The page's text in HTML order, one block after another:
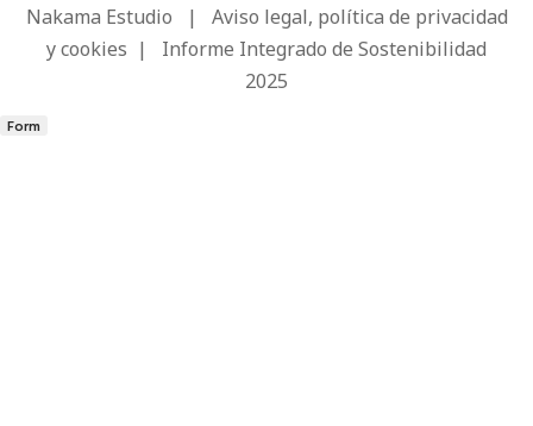
Nakama Estudio | Aviso legal, política de privacidad
y cookies | Informe Integrado de Sostenibilidad
2025
Form